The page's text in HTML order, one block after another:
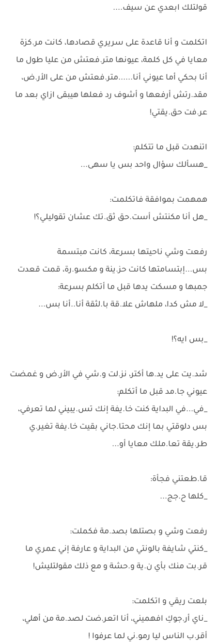
قولتلك ابعدي عن سيف....
اتكلمت و أنا قاعدة على سريري قصادها، كانت مر.كزة
معايا في كل كلمة، عيونها متر.فعتش من عليا طول ما
أنا بحكي أما عيوني أنا......متر.فعتش من على الأر.ض،
مقد.رتش أرفعها و أشوف رد فعلها هيبقى ازاي بعد ما
عر.فت حق.يقتي!
اتنهدت قبل ما تتكلم:
_هسألك سؤال واحد بس يا سهى...
همهمت بموافقة فاتكلمت:
_هل أنا مكنتش أست.حق ثق.تك عشان تقوليلي؟!
رفعت وشي ناحيتها بسرعة، كانت مبتسمة
بس...إبتسامتها كانت حز.ينة و مكسو.رة، قمت قعدت
جمبها و مسكت يدها قبل ما أتكلم بسرعة:
_لا مش كدا، ملهاش علا.قة با.لثقة أنا..أنا بس...
_بس ايه؟!
شد.يت على يد.ها أكتر، نز.لت و.شي في الأر.ض و غمضت
عيوني جا.مد قبل ما أتكلم:
_في...في البداية كنت خا.يفة إنك تس.يبيني لما تعرفي،
بس دلوقتي بما إنك محتا.جاني بقيت خا.يفة تغير.ي
طر.يقة تعا.ملك معايا أو...
قا.طعتني فجأة:
_كلها ح.جج...
رفعت وشي و بصتلها بصد.مة فكملت:
_كنتي شايفة بالونتي من البداية و عارفة إني عمري ما
قر.بت منك بأي ن.ية و.حشة و مع ذلك مقولتليش!
بلعت ريقي و اتكلمت:
_ناي أر.جوكِ افهميني، أنا اتعر.ضت لصد.مة من أهلي،
أقر.ب الناس ليا رمو.ني لما عرفوا !